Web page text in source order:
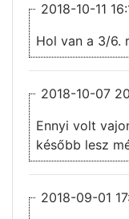
2018-10-11
Hol van a 3/6.
2018-10-07
Ennyi volt
később lesz
2018-09-01